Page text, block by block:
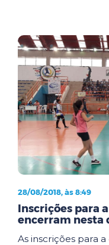
28/08/2018, às 8:49
Inscrições para
encerram nesta
As inscrições para